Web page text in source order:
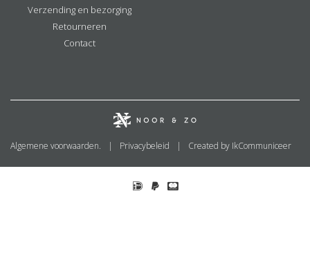
Verzending en bezorging
Retourneren
Contact
Algemene voorwaarden. Privacybeleid Created by IkCommuniceer